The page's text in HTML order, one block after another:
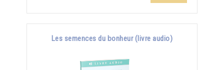
Les semences du bonheur (livre audio)